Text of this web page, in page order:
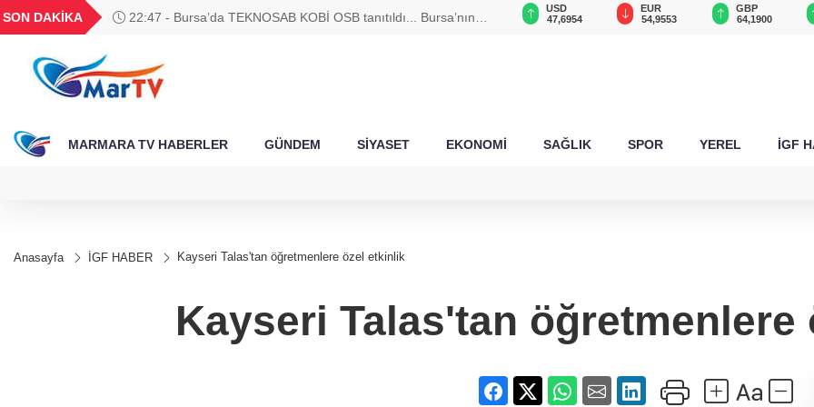
SON DAKİKA
21:18 - Kocaeli Darıca’ya Büyükşehir'den modern ulaşım
BGN
27,9743
0,0018
6.533,63
13.798,82
47,6954
EUR
54,9553
GBP
64,1900
CHF
58,6763
MARMARA TV HABERLER GÜNDEM SİYASET EKONOMİ SAĞLIK SPOR YEREL İGF
Anasayfa İGF HABER Kayseri Talas'tan öğretmenlere özel etkinlik
Kayseri Talas'tan